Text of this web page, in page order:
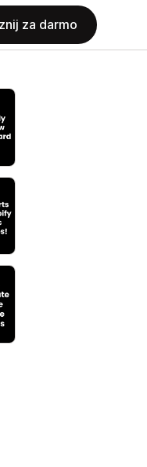
za darmo